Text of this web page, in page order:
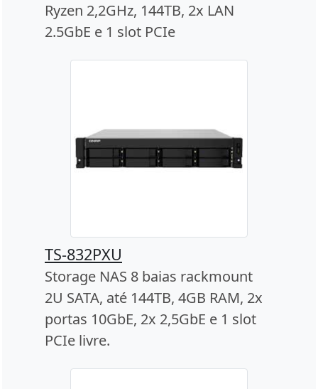
Ryzen 2,2GHz, 144TB, 2x LAN
2.5GbE e 1 slot PCIe
TS-832PXU
Storage NAS 8 baias rackmount
2U SATA, até 144TB, 4GB RAM, 2x
portas 10GbE, 2x 2,5GbE e 1 slot
PCIe livre.